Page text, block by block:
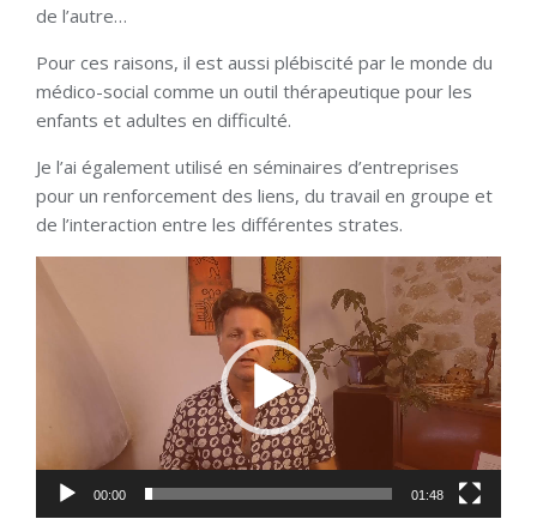
de l’autre…
Pour ces raisons, il est aussi plébiscité par le monde du
médico-social comme un outil thérapeutique pour les
enfants et adultes en difficulté.
Je l’ai également utilisé en séminaires d’entreprises
pour un renforcement des liens, du travail en groupe et
de l’interaction entre les différentes strates.
Lecteur
00:00 01:48